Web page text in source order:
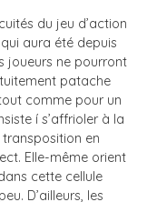
du jeu d’action
aura été depuis
joueurs ne pourront
patache
comme pour un
í s’affrioler à la
en
Elle-même orient
cette cellule
D’ailleurs, les